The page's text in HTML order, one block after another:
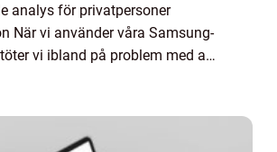
analys för privatpersoner
När vi använder våra Samsung-
vi ibland på problem med att